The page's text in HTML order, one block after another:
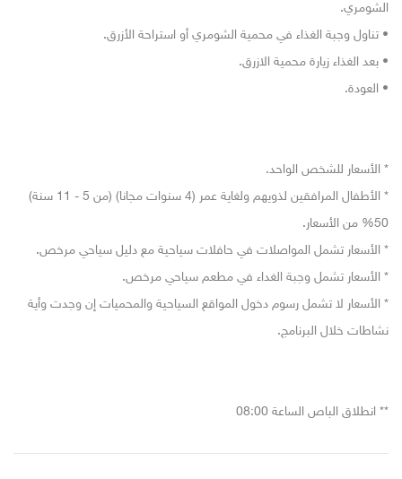
الشومري.
• تناول وجبة الغذاء في محمية الشومري أو استراحة الأزرق.
• بعد الغذاء زيارة محمية الازرق.
• العودة.
* الأسعار للشخص الواحد.
* الأطفال المرافقين لذويهم ولغاية عمر (4 سنوات مجانا) (من 5 - 11 سنة)
50% من الأسعار.
* الأسعار تشمل المواصلات في حافلات سياحية مع دليل سياحي مرخص.
* الأسعار تشمل وجبة الغداء في مطعم سياحي مرخص.
* الأسعار لا تشمل رسوم دخول المواقع السياحية والمحميات إن وجدت وأية
نشاطات خلال البرنامج.
** انطلاق الباص الساعة 08:00